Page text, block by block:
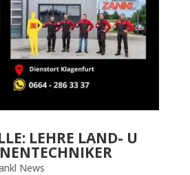
LEHRE LAND- U
News